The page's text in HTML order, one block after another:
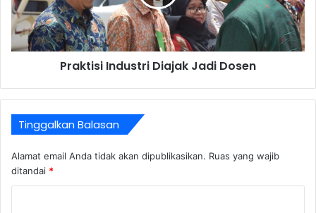
Praktisi Industri Diajak Jadi Dosen
Tinggalkan Balasan
Alamat email Anda tidak akan dipublikasikan. Ruas yang wajib
ditandai *